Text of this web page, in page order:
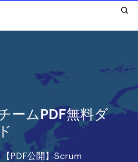
ームPDF無料ダ
【PDF公開】Scrum